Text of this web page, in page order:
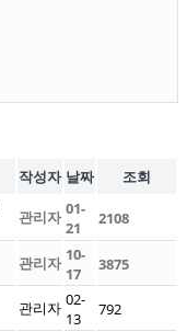
작성자 날짜 조회
관리자 01-
21
2108
관리자 10-
17
3875
관리자 02-
13
792